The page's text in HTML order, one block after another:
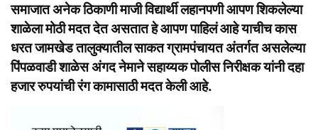
समाजात अनेक ठिकाणी माजी विद्यार्थी लहानपणी आपण शिकलेल्या
शाळेला मोठी मदत देत असतात हे आपण पाहिलं आहे याचीच कास
धरत जामखेड तालुक्यातील साकत ग्रामपंचायत अंतर्गत असलेल्या
पिंपळवाडी शाळेस अंगद नेमाने सहाय्यक पोलीस निरीक्षक यांनी दहा
हजार रुपयांची रंग कामासाठी मदत केली आहे.